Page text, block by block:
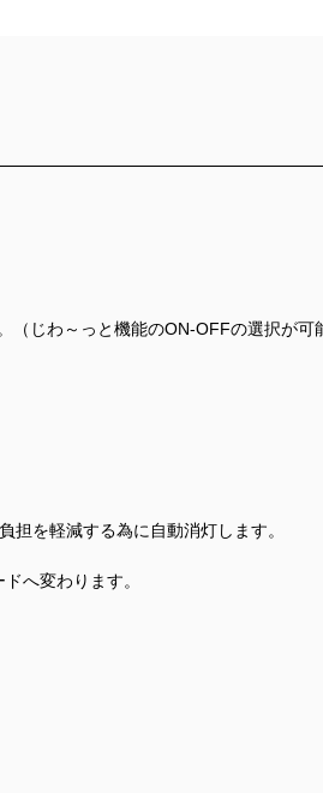
じわ～っと機能のON-OFFの選択が可
担を軽減する為に自動消灯します。
へ変わります。